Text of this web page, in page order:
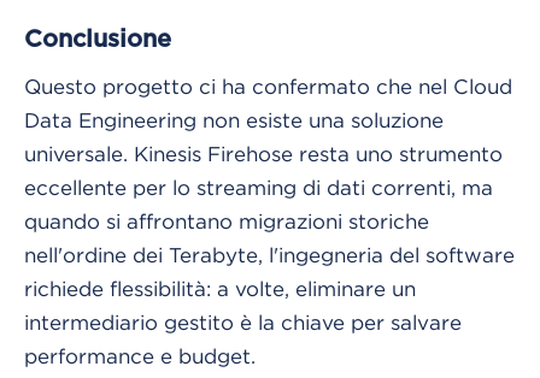
Conclusione
Questo progetto ci ha confermato che nel Cloud
Data Engineering non esiste una soluzione
universale. Kinesis Firehose resta uno strumento
eccellente per lo streaming di dati correnti, ma
quando si affrontano migrazioni storiche
nell'ordine dei Terabyte, l'ingegneria del software
richiede flessibilità: a volte, eliminare un
intermediario gestito è la chiave per salvare
performance e budget.